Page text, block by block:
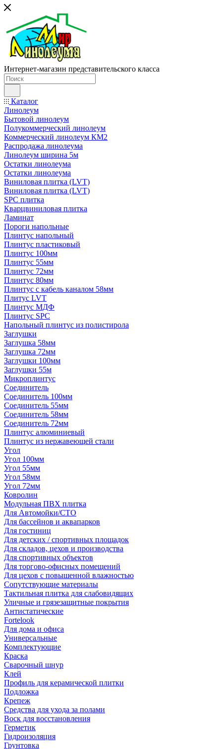
Интернет-магазин представительского класса
Каталог
Линолеум
Бытовой линолеум
Полукоммерческий линолеум
Коммерческий линолеум КМ2
Распродажа линолеума
Линолеум ширина 5м
Остатки линолеума
Остатки линолеума
Виниловая плитка (LVT)
Виниловая плитка (LVT)
SPC плитка
Кварцвиниловая плитка
Ламинат
Пороги напольные
Плинтус напольный
Плинтус пластиковый
Плинтус 100мм
Плинтус 55мм
Плинтус 72мм
Плинтус 80мм
Плинтус с кабель каналом 58мм
Плитус LVT
Плинтус МДФ
Плинтус SPC
Напольный плинтус из полистирола
Заглушки
Заглушка 58мм
Заглушка 72мм
Заглушки 100мм
Заглушки 55м
Микроплинтус
Соединитель
Соединитель 100мм
Соединитель 55мм
Соединитель 58мм
Соединитель 72мм
Плинтус алюминиевый
Плинтус из нержавеющей стали
Угол
Угол 100мм
Угол 55мм
Угол 58мм
Угол 72мм
Ковролин
Модульная ПВХ плитка
Для Автомойки/СТО
Для бассейнов и аквапарков
Для гостиниц
Для детских / спортивных площадок
Для складов, цехов и производства
Для спортивных объектов
Для торгово-офисных помещений
Для цехов с повышенной влажностью
Сопутствующие материалы
Тактильная плитка для слабовидящих
Уличные и грязезащитные покрытия
Антистатические
Fortelook
Для дома и офиса
Универсальные
Комплектующие
Краска
Сварочный шнур
Клей
Профиль для керамической плитки
Подложка
Крепеж
Средства для ухода за полами
Воск для восстановления
Герметик
Гидроизоляция
Грунтовка